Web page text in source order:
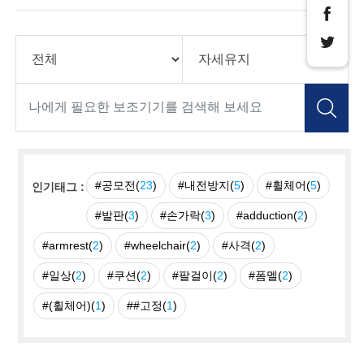
인기태그 : #공모전(23) #내전방지(5) #휠체어(5)
#발판(3) #손가락(3) #adduction(2)
#armrest(2) #wheelchair(2) #사격(2)
#일상(2) #쿠션(2) #팔걸이(2) #폼멜(2)
#(휠체어)(1) ##고정(1)